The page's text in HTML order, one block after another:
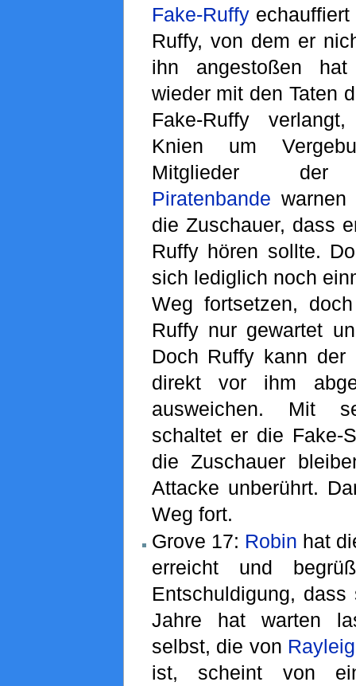
Fake-Ruffyechauffiert
Ruffy, von dem er
ihn angestoßen
wieder mit den Taten
Fake-Ruffy
Knien um
Mitglieder
Piratenbande
die Zuschauer, dass
Ruffy hören sollte.
sich lediglich noch
Weg fortsetzen,
Ruffy nur gewartet
Doch Ruffy kann der
direkt vor ihm
ausweichen. Mit
schaltet er die Fake-
die Zuschauer
Attacke unberührt.
Weg fort.
Grove 17: Robin hat
erreicht und
Entschuldigung,
Jahre hat warten
selbst, die von
ist, scheint von